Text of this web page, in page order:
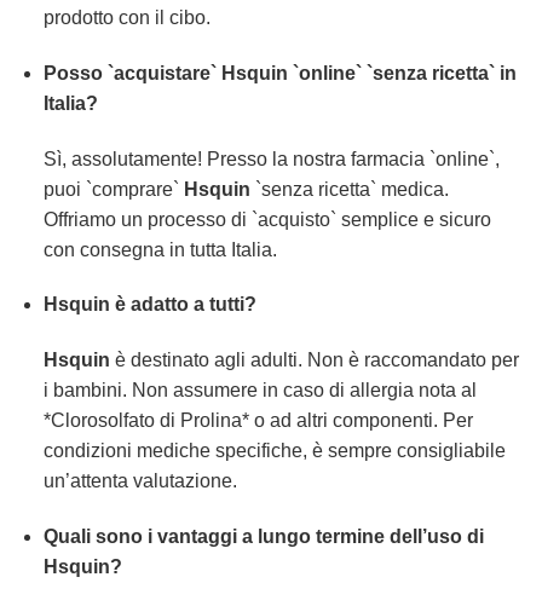
prodotto con il cibo.
Posso `acquistare` Hsquin `online` `senza ricetta` in
Italia?
Sì, assolutamente! Presso la nostra farmacia `online`,
puoi `comprare` Hsquin `senza ricetta` medica.
Offriamo un processo di `acquisto` semplice e sicuro
con consegna in tutta Italia.
Hsquin è adatto a tutti?
Hsquin è destinato agli adulti. Non è raccomandato per
i bambini. Non assumere in caso di allergia nota al
*Clorosolfato di Prolina* o ad altri componenti. Per
condizioni mediche specifiche, è sempre consigliabile
un’attenta valutazione.
Quali sono i vantaggi a lungo termine dell’uso di
Hsquin?